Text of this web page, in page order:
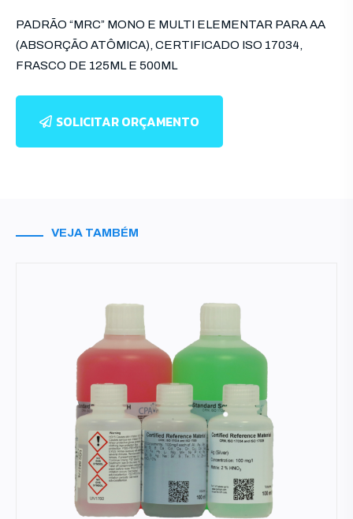
PADRÃO “MRC” MONO E MULTI ELEMENTAR PARA AA
(ABSORÇÃO ATÔMICA), CERTIFICADO ISO 17034,
FRASCO DE 125ML E 500ML
SOLICITAR ORÇAMENTO
VEJA TAMBÉM